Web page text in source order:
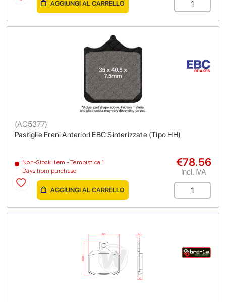
AGGIUNGI AL CARRELLO
Pastiglie Freni Anteriori EBC Sinterizzate (Tipo HH)
(AC5377)
Non-Stock Item - Tempistica 1
Days from purchase
€78.56
Incl. IVA
AGGIUNGI AL CARRELLO